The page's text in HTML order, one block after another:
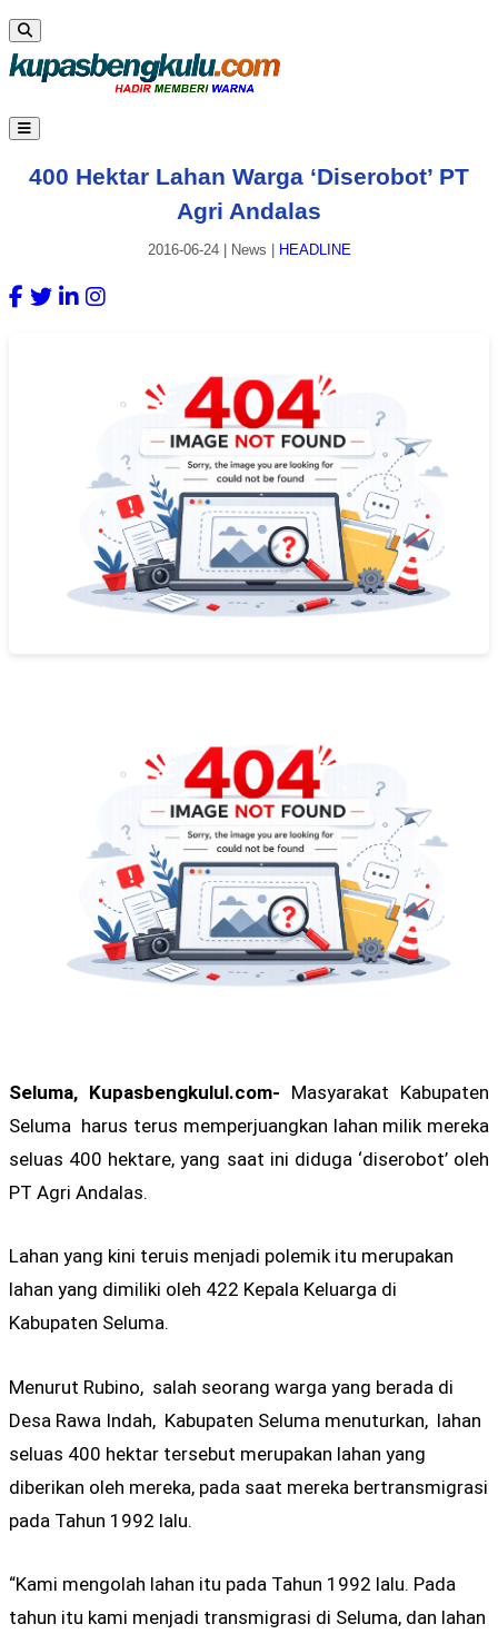
400 Hektar Lahan Warga ‘Diserobot’ PT
Agri Andalas
2016-06-24| News HEADLINE
Seluma, Kupasbengkulul.com- Masyarakat Kabupaten
Seluma harus terus memperjuangkan lahan milik mereka
seluas 400 hektare, yang saat ini diduga ‘diserobot’ oleh
PT Agri Andalas.
Lahan yang kini teruis menjadi polemik itu merupakan
lahan yang dimiliki oleh 422 Kepala Keluarga di
Kabupaten Seluma.
Menurut Rubino, salah seorang warga yang berada di
Desa Rawa Indah, Kabupaten Seluma menuturkan, lahan
seluas 400 hektar tersebut merupakan lahan yang
diberikan oleh mereka, pada saat mereka bertransmigrasi
pada Tahun 1992 lalu.
“Kami mengolah lahan itu pada Tahun 1992 lalu. Pada
tahun itu kami menjadi transmigrasi di Seluma, dan lahan